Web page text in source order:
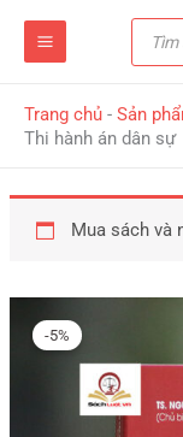
Tìm
kiếm
sản
Trang chủ - Sản
Thi hành án dân sự
Mua sách và
-5%
là: